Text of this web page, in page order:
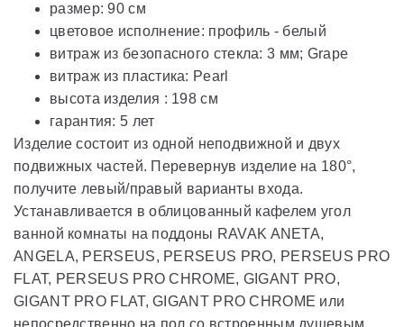
размер: 90 см
цветовое исполнение: профиль - белый
витраж из безопасного стекла: 3 мм; Grape
витраж из пластика: Pearl
высота изделия : 198 cм
гарантия: 5 лет
Изделие состоит из одной неподвижной и двух
подвижных частей. Перевернув изделие на 180°,
получите левый/правый варианты входа.
Устанавливается в облицованный кафелем угол
ванной комнаты на поддоны RAVAK ANETA,
ANGELA, PERSEUS, PERSEUS PRO, PERSEUS PRO
FLAT, PERSEUS PRO CHROME, GIGANT PRO,
GIGANT PRO FLAT, GIGANT PRO CHROME или
непосредственно на пол со встроенным душевым